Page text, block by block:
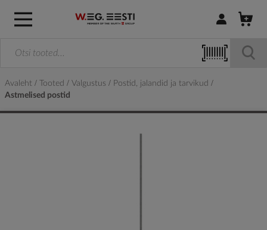
Logi sisse /
Avaleht Tooted Valgustus
Postid, jalandid ja tarvikud
Astmelised postid